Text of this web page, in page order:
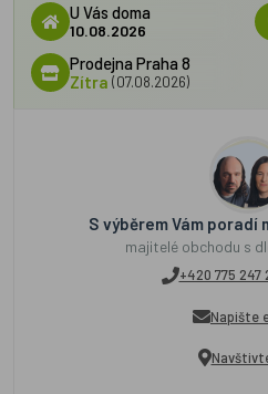
U Vás doma
10.08.2026
Prodejna Praha 8
Zítra (07.08.2026)
S výběrem Vám poradí
majitelé obchodu s
+420 775 247
Napište